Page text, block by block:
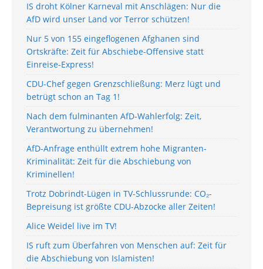
IS droht Kölner Karneval mit Anschlägen: Nur die
AfD wird unser Land vor Terror schützen!
Nur 5 von 155 eingeflogenen Afghanen sind
Ortskräfte: Zeit für Abschiebe-Offensive statt
Einreise-Express!
CDU-Chef gegen Grenzschließung: Merz lügt und
betrügt schon an Tag 1!
Nach dem fulminanten AfD-Wahlerfolg: Zeit,
Verantwortung zu übernehmen!
AfD-Anfrage enthüllt extrem hohe Migranten-
Kriminalität: Zeit für die Abschiebung von
Kriminellen!
Trotz Dobrindt-Lügen in TV-Schlussrunde: CO₂-
Bepreisung ist größte CDU-Abzocke aller Zeiten!
Alice Weidel live im TV!
IS ruft zum Überfahren von Menschen auf: Zeit für
die Abschiebung von Islamisten!